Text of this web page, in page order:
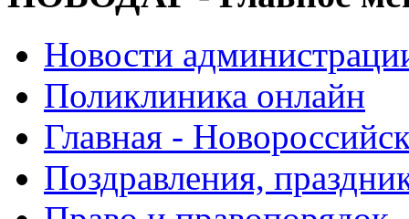
Новости
Поликлиника онлайн
Главная -
Поздравления,